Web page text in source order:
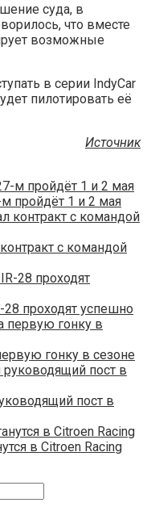
суда, в
что вместе
возможные
в серии IndyCar
пилотировать её
Источник
пройдёт 1 и 2 мая
с командой
проходят успешно
гонку в сезоне
пост в
в Citroen Racing